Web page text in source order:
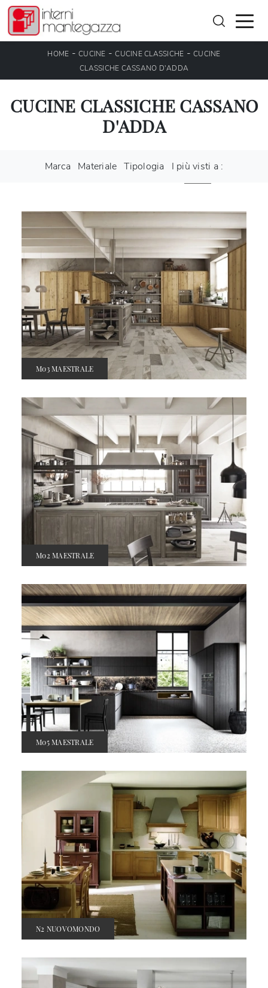
HOME -CUCINE -CUCINE CLASSICHE -CUCINE
CLASSICHE CASSANO D'ADDA
CUCINE CLASSICHE CASSANO
D'ADDA
Marca Materiale Tipologia I più visti a :
M03 MAESTRALE
M02 MAESTRALE
M05 MAESTRALE
N2 NUOVOMONDO